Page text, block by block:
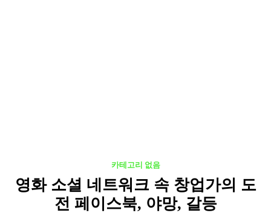
카테고리 없음
영화 소셜 네트워크 속 창업가의 도
전 페이스북, 야망, 갈등